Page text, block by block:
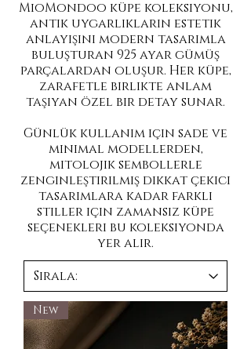
MioMondoo küpe koleksiyonu,
antik uygarlıkların estetik
anlayışını modern tasarımla
buluşturan 925 ayar gümüş
parçalardan oluşur. Her küpe,
zarafetle birlikte anlam
taşıyan özel bir detay sunar.
Günlük kullanım için sade ve
minimal modellerden,
mitolojik sembollerle
zenginleştirilmiş dikkat çekici
tasarımlara kadar farklı
stiller için zamansız küpe
seçenekleri bu koleksiyonda
yer alır.
New